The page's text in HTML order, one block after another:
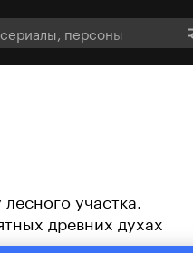
участка.
древних духах